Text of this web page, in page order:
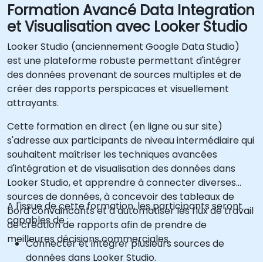
Formation Avancé Data Integration
et Visualisation avec Looker Studio
Looker Studio (anciennement Google Data Studio)
est une plateforme robuste permettant d'intégrer
des données provenant de sources multiples et de
créer des rapports perspicaces et visuellement
attrayants.
Cette formation en direct (en ligne ou sur site)
s'adresse aux participants de niveau intermédiaire qui
souhaitent maîtriser les techniques avancées
d'intégration et de visualisation des données dans
Looker Studio, et apprendre à connecter diverses
sources de données, à concevoir des tableaux de
bord convaincants et à automatiser les flux de travail
de création de rapports afin de prendre de
meilleures décisions commerciales.
A l'issue de cette formation, les participants seront
capables de :
Connecter et intégrer plusieurs sources de
données dans Looker Studio.